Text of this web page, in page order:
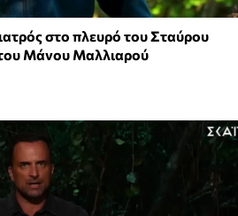
στο πλευρό του Σταύρου
Μάνου Μαλλιαρού